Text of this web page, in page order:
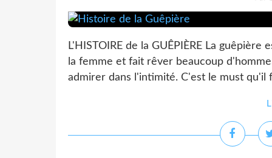
L'HISTOIRE de la GUÊPIÈRE La
la femme et fait rêver beaucoup
admirer dans l'intimité. C'est le must qu'il